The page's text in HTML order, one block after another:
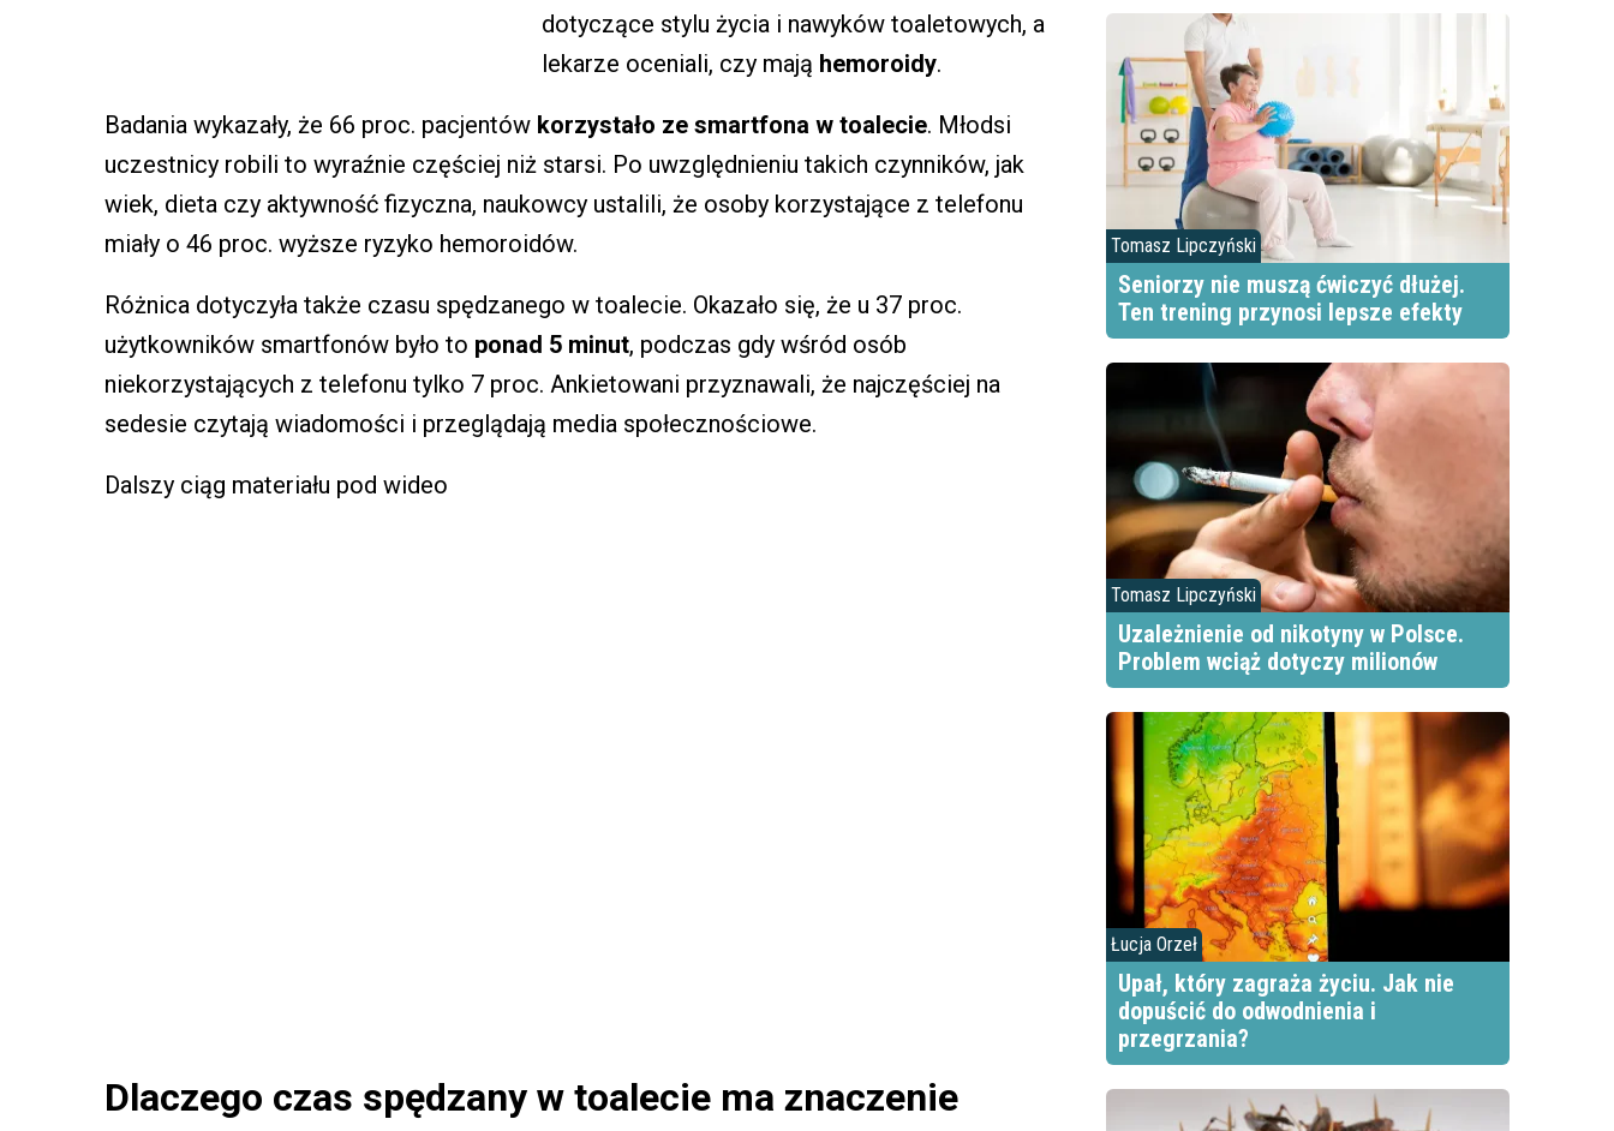
dotyczące stylu życia i nawyków toaletowych, a
lekarze oceniali, czy mają hemoroidy.
Badania wykazały, że 66 proc. pacjentów korzystało ze smartfona w toalecie. Młodsi
uczestnicy robili to wyraźnie częściej niż starsi. Po uwzględnieniu takich czynników, jak
wiek, dieta czy aktywność fizyczna, naukowcy ustalili, że osoby korzystające z telefonu
miały o 46 proc. wyższe ryzyko hemoroidów.
Różnica dotyczyła także czasu spędzanego w toalecie. Okazało się, że u 37 proc.
użytkowników smartfonów było to ponad 5 minut, podczas gdy wśród osób
niekorzystających z telefonu tylko 7 proc. Ankietowani przyznawali, że najczęściej na
sedesie czytają wiadomości i przeglądają media społecznościowe.
Dalszy ciąg materiału pod wideo
Dlaczego czas spędzany w toalecie ma znaczenie
Tomasz Lipczyński
Seniorzy nie muszą ćwiczyć dłużej.
Ten trening przynosi lepsze efekty
Tomasz Lipczyński
Uzależnienie od nikotyny w Polsce.
Problem wciąż dotyczy milionów
Łucja Orzeł
Upał, który zagraża życiu. Jak nie
dopuścić do odwodnienia i
przegrzania?